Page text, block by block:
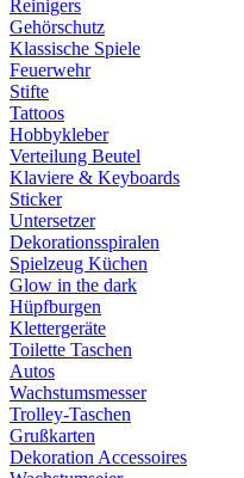
Reinigers
Gehörschutz
Klassische Spiele
Feuerwehr
Stifte
Tattoos
Hobbykleber
Verteilung Beutel
Klaviere & Keyboards
Sticker
Untersetzer
Dekorationsspiralen
Spielzeug Küchen
Glow in the dark
Hüpfburgen
Klettergeräte
Toilette Taschen
Autos
Wachstumsmesser
Trolley-Taschen
Grußkarten
Dekoration Accessoires